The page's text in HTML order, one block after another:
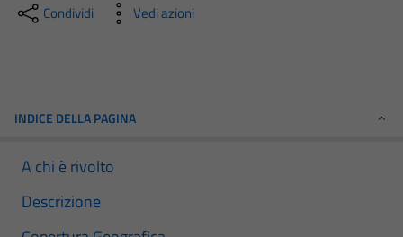
Condividi Vedi azioni
INDICE DELLA PAGINA
A chi è rivolto
Descrizione